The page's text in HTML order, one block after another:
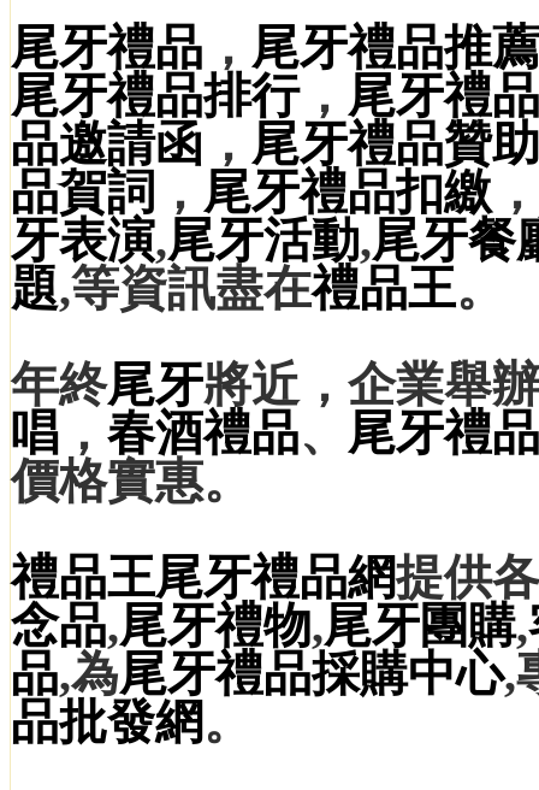
尾牙禮品 ， 尾牙禮品推薦
尾牙禮品排行， 尾牙禮
品邀請函 ， 尾牙禮品贊
品賀詞 ， 尾牙禮品扣繳 ，
牙表演,尾牙活動,尾牙餐
題,等資訊盡在禮品王。
年終尾牙將近，企業舉辦
唱 ， 春酒禮品、 尾牙禮品
價格實惠。
禮品王尾牙禮品網提供
念品,尾牙禮物,尾牙團購,
品,為尾牙禮品採購中心,
品批發網 。